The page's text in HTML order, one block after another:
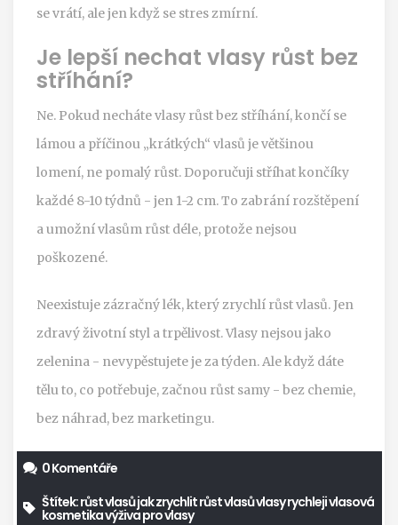
se vrátí, ale jen když se stres zmírní.
Je lepší nechat vlasy růst bez
stříhání?
Ne. Pokud necháte vlasy růst bez stříhání, končí se
lámou a příčinou „krátkých“ vlasů je většinou
lomení, ne pomalý růst. Doporučuji stříhat končíky
každé 8-10 týdnů - jen 1-2 cm. To zabrání rozštěpení
a umožní vlasům růst déle, protože nejsou
poškozené.
Neexistuje zázračný lék, který zrychlí růst vlasů. Jen
zdravý životní styl a trpělivost. Vlasy nejsou jako
zelenina - nevypěstujete je za týden. Ale když dáte
tělu to, co potřebuje, začnou růst samy - bez chemie,
bez náhrad, bez marketingu.
0 Komentáře
Štítek:růst vlasůjak zrychlit růst vlasůvlasy rychlejivlasová
kosmetikavýživa pro vlasy